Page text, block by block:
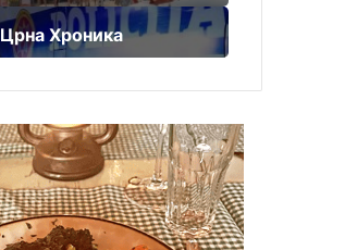
Црна Хроника